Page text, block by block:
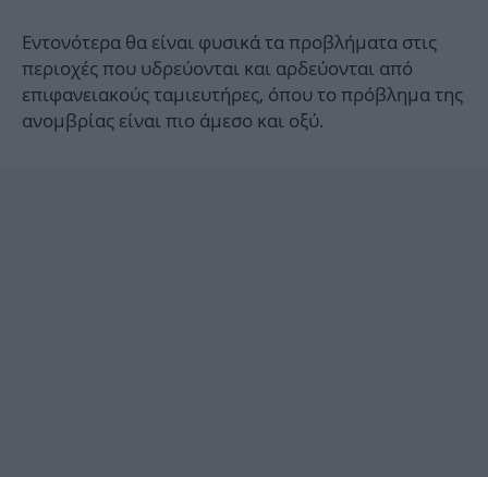
Εντονότερα θα είναι φυσικά τα προβλήματα στις
περιοχές που υδρεύονται και αρδεύονται από
επιφανειακούς ταμιευτήρες, όπου το πρόβλημα της
ανομβρίας είναι πιο άμεσο και οξύ.